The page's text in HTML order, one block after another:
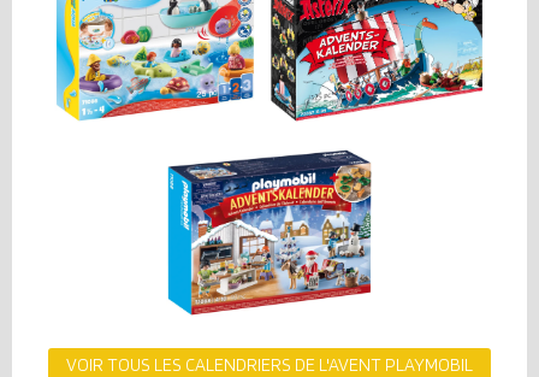
VOIR TOUS LES CALENDRIERS DE L'AVENT PLAYMOBIL